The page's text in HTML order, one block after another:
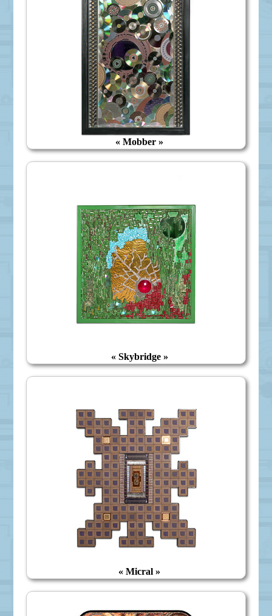
« Mobber »
« Skybridge »
« Micral »